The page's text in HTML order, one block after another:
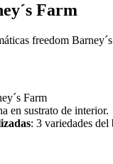
Farm
freedom
Farm
en sustrato de interior.
: 3 variedades del